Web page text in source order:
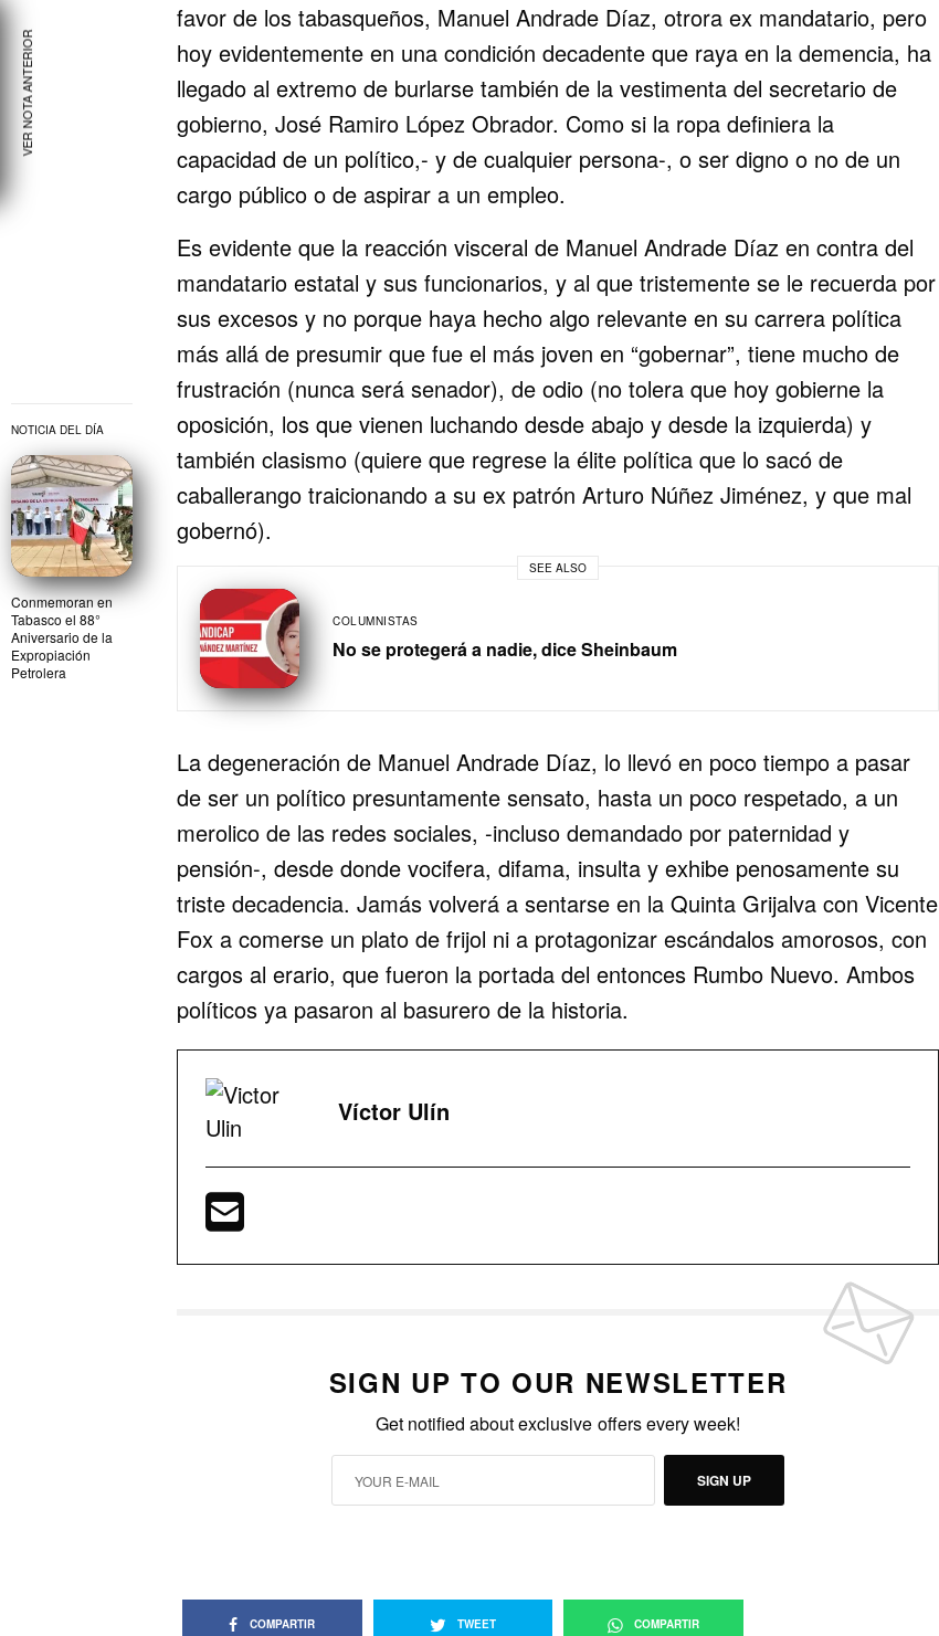
NOTICIA DEL DÍA
Conmemoran en
Tabasco el 88°
Aniversario de la
Expropiación
Petrolera
favor de los tabasqueños, Manuel Andrade Díaz, otrora ex mandatario, pero
hoy evidentemente en una condición decadente que raya en la demencia, ha
llegado al extremo de burlarse también de la vestimenta del secretario de
gobierno, José Ramiro López Obrador. Como si la ropa definiera la
capacidad de un político,- y de cualquier persona-, o ser digno o no de un
cargo público o de aspirar a un empleo.
Es evidente que la reacción visceral de Manuel Andrade Díaz en contra del
mandatario estatal y sus funcionarios, y al que tristemente se le recuerda por
sus excesos y no porque haya hecho algo relevante en su carrera política
más allá de presumir que fue el más joven en “gobernar”, tiene mucho de
frustración (nunca será senador), de odio (no tolera que hoy gobierne la
oposición, los que vienen luchando desde abajo y desde la izquierda) y
también clasismo (quiere que regrese la élite política que lo sacó de
caballerango traicionando a su ex patrón Arturo Núñez Jiménez, y que mal
gobernó).
SEE ALSO
COLUMNISTAS
No se protegerá a nadie, dice Sheinbaum
La degeneración de Manuel Andrade Díaz, lo llevó en poco tiempo a pasar
de ser un político presuntamente sensato, hasta un poco respetado, a un
merolico de las redes sociales, -incluso demandado por paternidad y
pensión-, desde donde vocifera, difama, insulta y exhibe penosamente su
triste decadencia. Jamás volverá a sentarse en la Quinta Grijalva con Vicente
Fox a comerse un plato de frijol ni a protagonizar escándalos amorosos, con
cargos al erario, que fueron la portada del entonces Rumbo Nuevo. Ambos
políticos ya pasaron al basurero de la historia.
Víctor Ulín
SIGN UP TO OUR NEWSLETTER
Get notified about exclusive offers every week!
SIGN UP
COMPARTIR TWEET COMPARTIR
VER NOTA ANTERIOR